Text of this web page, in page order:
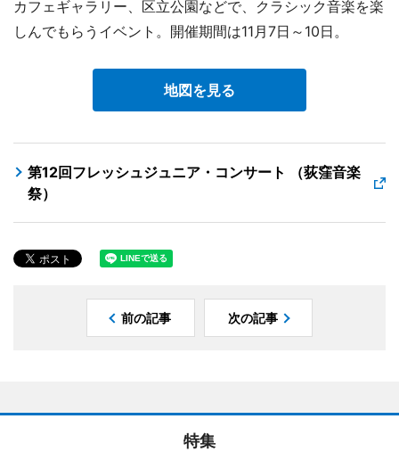
カフェギャラリー、区立公園などで、クラシック音楽を楽
しんでもらうイベント。開催期間は11月7日～10日。
地図を見る
第12回フレッシュジュニア・コンサート （荻窪音楽
祭）
前の記事 次の記事
特集